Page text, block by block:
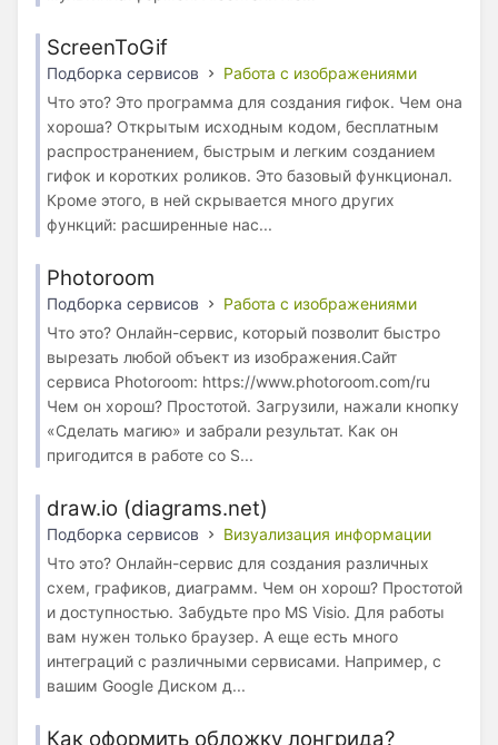
ScreenToGif
Подборка сервисов
Работа с изображениями
Что это? Это программа для создания гифок. Чем она
хороша? Открытым исходным кодом, бесплатным
распространением, быстрым и легким созданием
гифок и коротких роликов. Это базовый функционал.
Кроме этого, в ней скрывается много других
функций: расширенные нас...
Photoroom
Подборка сервисов
Работа с изображениями
Что это? Онлайн-сервис, который позволит быстро
вырезать любой объект из изображения.Сайт
сервиса Photoroom: https://www.photoroom.com/ru
Чем он хорош? Простотой. Загрузили, нажали кнопку
«Сделать магию» и забрали результат. Как он
пригодится в работе со S...
draw.io (diagrams.net)
Подборка сервисов
Визуализация информации
Что это? Онлайн-сервис для создания различных
схем, графиков, диаграмм. Чем он хорош? Простотой
и доступностью. Забудьте про MS Visio. Для работы
вам нужен только браузер. А еще есть много
интеграций с различными сервисами. Например, с
вашим Google Диском д...
Как оформить обложку лонгрида?